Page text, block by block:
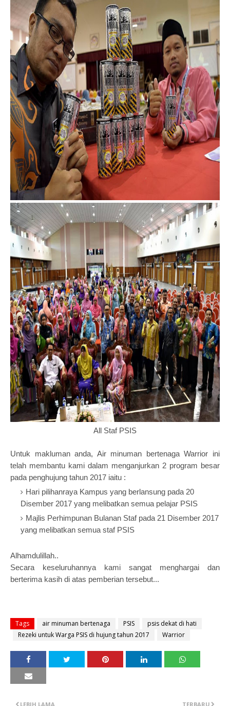
All Staf PSIS
Untuk makluman anda, Air minuman bertenaga Warrior ini
telah membantu kami dalam menganjurkan 2 program besar
pada penghujung tahun 2017 iaitu :
Hari pilihanraya Kampus yang berlansung pada 20
Disember 2017 yang melibatkan semua pelajar PSIS
Majlis Perhimpunan Bulanan Staf pada 21 Disember 2017
yang melibatkan semua staf PSIS
Alhamdulillah..
Secara keseluruhannya kami sangat menghargai dan
berterima kasih di atas pemberian tersebut...
Tags air minuman bertenaga PSIS
psis dekat di hati
Rezeki untuk Warga PSIS di hujung tahun 2017
Warrior
TERBARU
LEBIH LAMA